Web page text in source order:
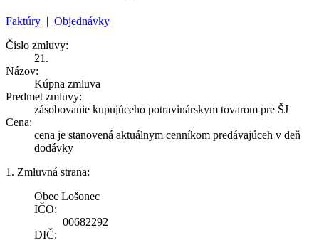
Faktúry | Objednávky
Číslo zmluvy:
21.
Názov:
Kúpna zmluva
Predmet zmluvy:
zásobovanie kupujúceho potravinárskym tovarom pre ŠJ
Cena:
cena je stanovená aktuálnym cenníkom predávajúceh v deň
dodávky
1. Zmluvná strana:
Obec Lošonec
IČO:
00682292
DIČ: